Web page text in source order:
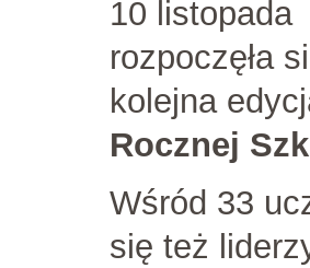
10 listopada
rozpoczęła
kolejna
Rocznej
Wśród 33
się też